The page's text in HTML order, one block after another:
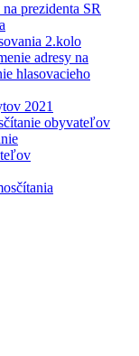
prezidenta SR
2.kolo
adresy na
hlasovacieho
2021
obyvateľov